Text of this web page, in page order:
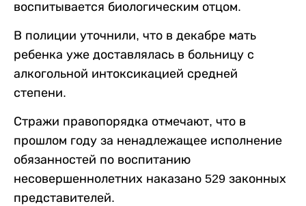
воспитывается биологическим отцом.
В полиции уточнили, что в декабре мать
ребенка уже доставлялась в больницу с
алкогольной интоксикацией средней
степени.
Стражи правопорядка отмечают, что в
прошлом году за ненадлежащее исполнение
обязанностей по воспитанию
несовершеннолетних наказано 529 законных
представителей.